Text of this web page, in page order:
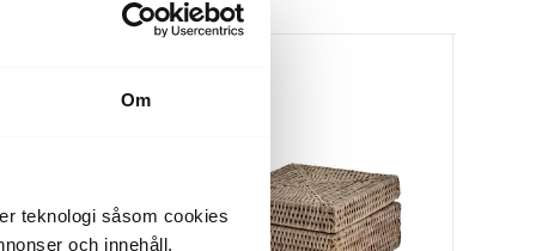
Om
teknologi såsom cookies
och innehåll,